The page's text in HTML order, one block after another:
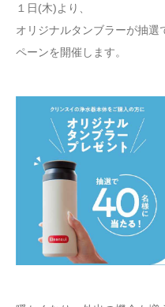
１日(木)より、
オリジナルタンブラーが抽
ペーンを開催します。